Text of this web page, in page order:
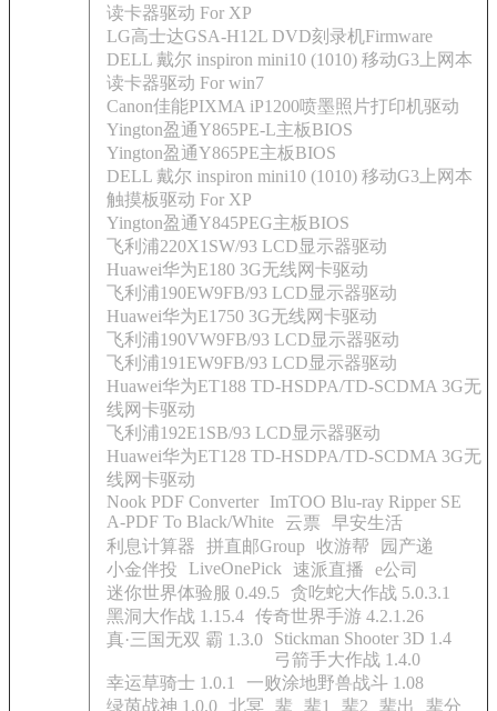
读卡器驱动 For XP
LG高士达GSA-H12L DVD刻录机Firmware
DELL 戴尔 inspiron mini10 (1010) 移动G3上网本
读卡器驱动 For win7
Canon佳能PIXMA iP1200喷墨照片打印机驱动
Yington盈通Y865PE-L主板BIOS
Yington盈通Y865PE主板BIOS
DELL 戴尔 inspiron mini10 (1010) 移动G3上网本
触摸板驱动 For XP
Yington盈通Y845PEG主板BIOS
飞利浦220X1SW/93 LCD显示器驱动
Huawei华为E180 3G无线网卡驱动
飞利浦190EW9FB/93 LCD显示器驱动
Huawei华为E1750 3G无线网卡驱动
飞利浦190VW9FB/93 LCD显示器驱动
飞利浦191EW9FB/93 LCD显示器驱动
Huawei华为ET188 TD-HSDPA/TD-SCDMA 3G无
线网卡驱动
飞利浦192E1SB/93 LCD显示器驱动
Huawei华为ET128 TD-HSDPA/TD-SCDMA 3G无
线网卡驱动
Nook PDF Converter
ImTOO Blu-ray Ripper SE
A-PDF To Black/White
云票
早安生活
利息计算器
拼直邮Group 收游帮
园产递
小金伴投
LiveOnePick 速派直播
e公司
迷你世界体验服 0.49.5 贪吃蛇大作战 5.0.3.1
黑洞大作战 1.15.4 传奇世界手游 4.2.1.26
真·三国无双 霸 1.3.0
Stickman Shooter 3D 1.4
弓箭手大作战 1.4.0
幸运草骑士 1.0.1
一败涂地野兽战斗 1.08
绿茵战神 1.0.0 北冥 辈 辈1 辈2 辈出
辈分